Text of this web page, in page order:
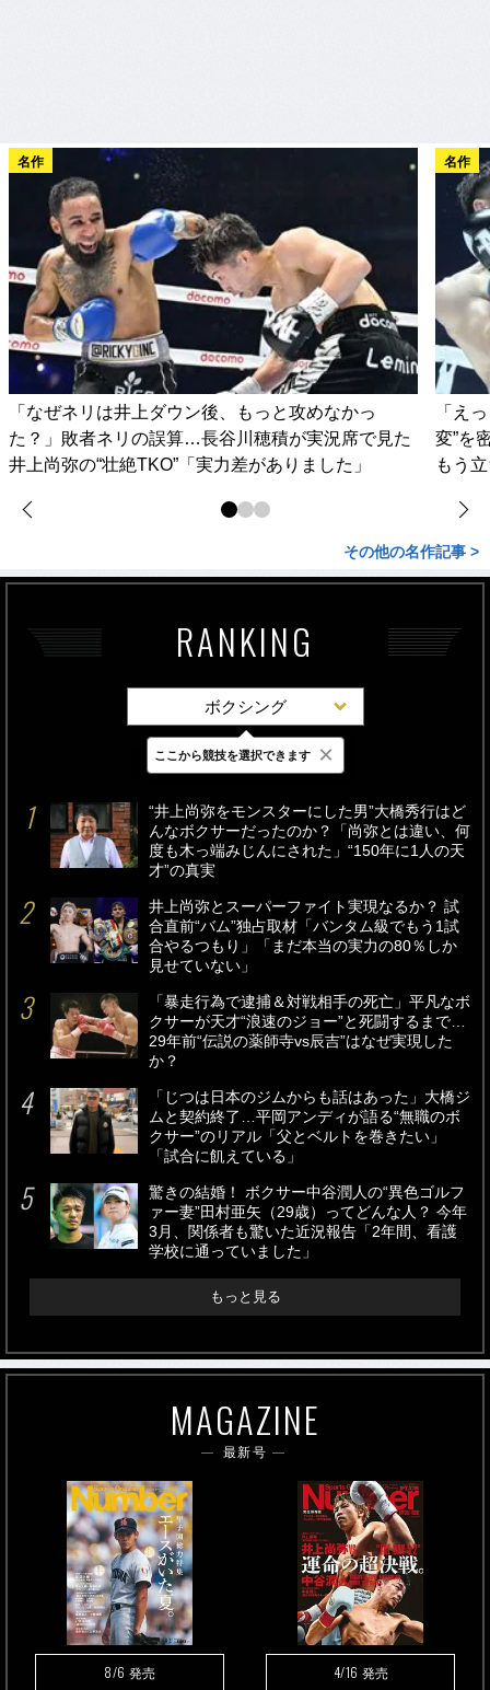
名作
「なぜネリは井上ダウン後、もっと攻めなかっ
た？」敗者ネリの誤算…長谷川穂積が実況席で見た
井上尚弥の“壮絶TKO”「実力差がありました」
名作
「え
変”を
もう
その他の名作記事 >
RANKING
ボクシング
最新 24時間 週間
“井上尚弥をモンスターにした男”大橋秀行はど
んなボクサーだったのか？「尚弥とは違い、何
度も木っ端みじんにされた」“150年に1人の天
才”の真実
井上尚弥とスーパーファイト実現なるか？ 試
合直前“バム”独占取材「バンタム級でもう1試
合やるつもり」「まだ本当の実力の80％しか
見せていない」
「暴走行為で逮捕＆対戦相手の死亡」平凡なボ
クサーが天才“浪速のジョー”と死闘するまで…
29年前“伝説の薬師寺vs辰吉”はなぜ実現した
か？
「じつは日本のジムからも話はあった」大橋ジ
ムと契約終了…平岡アンディが語る“無職のボ
クサー”のリアル「父とベルトを巻きたい」
「試合に飢えている」
驚きの結婚！ ボクサー中谷潤人の“異色ゴルフ
ァー妻”田村亜矢（29歳）ってどんな人？ 今年
3月、関係者も驚いた近況報告「2年間、看護
学校に通っていました」
もっと見る
MAGAZINE
最新号
8/6 発売 4/16 発売
ここから競技を選択できます ×